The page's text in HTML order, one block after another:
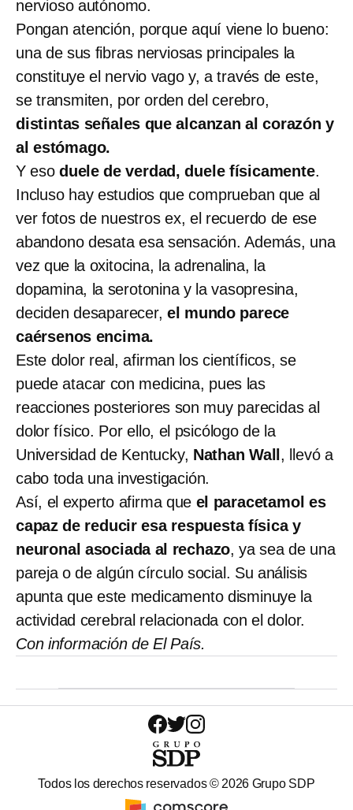
nervioso autónomo.
Pongan atención, porque aquí viene lo bueno:
una de sus fibras nerviosas principales la
constituye el nervio vago y, a través de este,
se transmiten, por orden del cerebro,
distintas señales que alcanzan al corazón y
al estómago.
Y eso duele de verdad, duele físicamente.
Incluso hay estudios que comprueban que al
ver fotos de nuestros ex, el recuerdo de ese
abandono desata esa sensación. Además, una
vez que la oxitocina, la adrenalina, la
dopamina, la serotonina y la vasopresina,
deciden desaparecer,el mundo parece
caérsenos encima.
Este dolor real, afirman los científicos, se
puede atacar con medicina, pues las
reacciones posteriores son muy parecidas al
dolor físico. Por ello, el psicólogo de la
Universidad de Kentucky, Nathan Wall , llevó a
cabo toda una investigación.
Así, el experto afirma que el paracetamol es
capaz de reducir esa respuesta física y
neuronal asociada al rechazo, ya sea de una
pareja o de algún círculo social. Su análisis
apunta que este medicamento disminuye la
actividad cerebral relacionada con el dolor.
Con información de El País.
Todos los derechos reservados © 2026 Grupo SDP